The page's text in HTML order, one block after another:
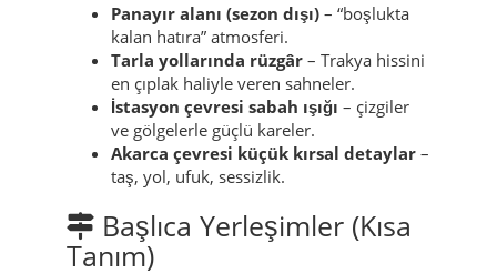
Panayır alanı (sezon dışı) – “boşlukta
kalan hatıra” atmosferi.
Tarla yollarında rüzgâr – Trakya hissini
en çıplak haliyle veren sahneler.
İstasyon çevresi sabah ışığı – çizgiler
ve gölgelerle güçlü kareler.
Akarca çevresi küçük kırsal detaylar –
taş, yol, ufuk, sessizlik.
Başlıca Yerleşimler (Kısa
Tanım)